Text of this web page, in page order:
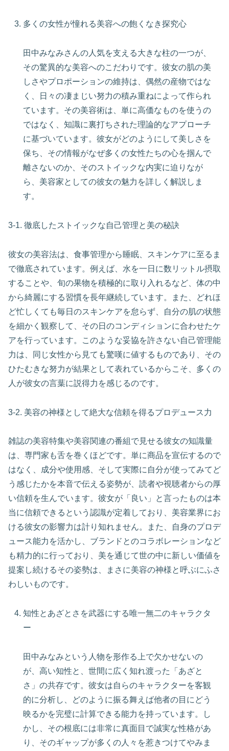
多くの女性が憧れる美容への飽くなき探究心
田中みなみさんの人気を支える大きな柱の一つが、
その驚異的な美容へのこだわりです。彼女の肌の美
しさやプロポーションの維持は、偶然の産物ではな
く、日々の凄まじい努力の積み重ねによって作られ
ています。その美容術は、単に高価なものを使うの
ではなく、知識に裏打ちされた理論的なアプローチ
に基づいています。彼女がどのようにして美しさを
保ち、その情報がなぜ多くの女性たちの心を掴んで
離さないのか、そのストイックな内実に迫りなが
ら、美容家としての彼女の魅力を詳しく解説しま
す。
3-1. 徹底したストイックな自己管理と美の秘訣
彼女の美容法は、食事管理から睡眠、スキンケアに至るま
で徹底されています。例えば、水を一日に数リットル摂取
することや、旬の果物を積極的に取り入れるなど、体の中
から綺麗にする習慣を長年継続しています。また、どれほ
ど忙しくても毎日のスキンケアを怠らず、自分の肌の状態
を細かく観察して、その日のコンディションに合わせたケ
アを行っています。このような妥協を許さない自己管理能
力は、同じ女性から見ても驚嘆に値するものであり、その
ひたむきな努力が結果として表れているからこそ、多くの
人が彼女の言葉に説得力を感じるのです。
3-2. 美容の神様として絶大な信頼を得るプロデュース力
雑誌の美容特集や美容関連の番組で見せる彼女の知識量
は、専門家も舌を巻くほどです。単に商品を宣伝するので
はなく、成分や使用感、そして実際に自分が使ってみてど
う感じたかを本音で伝える姿勢が、読者や視聴者からの厚
い信頼を生んでいます。彼女が「良い」と言ったものは本
当に信頼できるという認識が定着しており、美容業界にお
ける彼女の影響力は計り知れません。また、自身のプロデ
ュース能力を活かし、ブランドとのコラボレーションなど
も精力的に行っており、美を通じて世の中に新しい価値を
提案し続けるその姿勢は、まさに美容の神様と呼ぶにふさ
わしいものです。
知性とあざとさを武器にする唯一無二のキャラクタ
ー
田中みなみという人物を形作る上で欠かせないの
が、高い知性と、世間に広く知れ渡った「あざと
さ」の共存です。彼女は自らのキャラクターを客観
的に分析し、どのように振る舞えば他者の目にどう
映るかを完璧に計算できる能力を持っています。し
かし、その根底には非常に真面目で誠実な性格があ
り、そのギャップが多くの人々を惹きつけてやみま